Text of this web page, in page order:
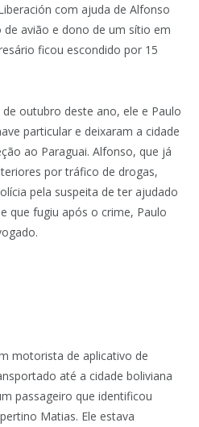
com ajuda de Alfonso
avião e dono de um sítio em
ficou escondido por 15
outubro deste ano, ele e Paulo
particular e deixaram a cidade
ao Paraguai. Alfonso, que já
por tráfico de drogas,
pela suspeita de ter ajudado
que fugiu após o crime, Paulo
motorista de aplicativo de
até a cidade boliviana
passageiro que identificou
Matias. Ele estava